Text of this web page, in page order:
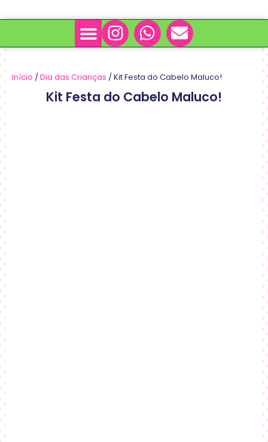
Início /Dia das Crianças / Kit Festa do Cabelo Maluco!
Kit Festa do Cabelo Maluco!